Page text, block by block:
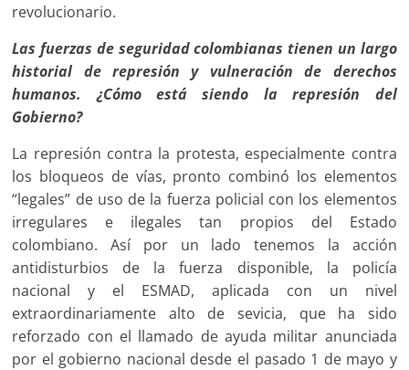
revolucionario.
Las fuerzas de seguridad colombianas tienen un largo
historial de represión y vulneración de derechos
humanos. ¿Cómo está siendo la represión del
Gobierno?
La represión contra la protesta, especialmente contra
los bloqueos de vías, pronto combinó los elementos
“legales” de uso de la fuerza policial con los elementos
irregulares e ilegales tan propios del Estado
colombiano. Así por un lado tenemos la acción
antidisturbios de la fuerza disponible, la policía
nacional y el ESMAD, aplicada con un nivel
extraordinariamente alto de sevicia, que ha sido
reforzado con el llamado de ayuda militar anunciada
por el gobierno nacional desde el pasado 1 de mayo y